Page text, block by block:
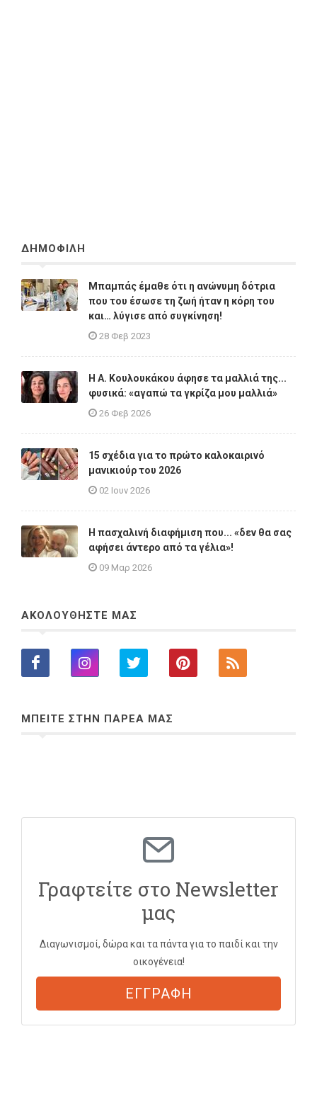
ΔΗΜΟΦΙΛΗ
Μπαμπάς έμαθε ότι η ανώνυμη δότρια
που του έσωσε τη ζωή ήταν η κόρη του
και… λύγισε από συγκίνηση!
28 Φεβ 2023
Η A. Κουλουκάκου άφησε τα μαλλιά της...
φυσικά: «αγαπώ τα γκρίζα μου μαλλιά»
26 Φεβ 2026
15 σχέδια για το πρώτο καλοκαιρινό
μανικιούρ του 2026
02 Ιουν 2026
Η πασχαλινή διαφήμιση που... «δεν θα σας
αφήσει άντερο από τα γέλια»!
09 Μαρ 2026
ΑΚΟΛΟΥΘΗΣΤΕ ΜΑΣ
ΜΠΕΙΤΕ ΣΤΗΝ ΠΑΡΕΑ ΜΑΣ
Γραφτείτε στο Newsletter
μας
Διαγωνισμοί, δώρα και τα πάντα για το παιδί και την
οικογένεια!
ΕΓΓΡΑΦΗ